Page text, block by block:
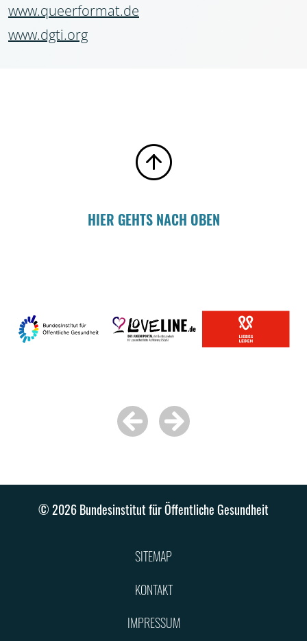
www.queerformat.de
www.dgti.org
HIER GEHTS NACH OBEN
© 2026 Bundesinstitut für Öffentliche Gesundheit
SITEMAP
KONTAKT
IMPRESSUM